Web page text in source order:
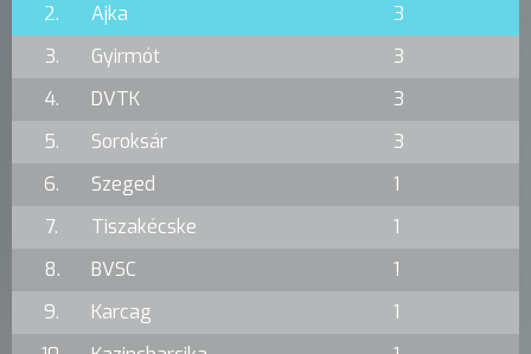
2.
Ajka
3
3.
Gyirmót
3
4.
DVTK
3
5.
Soroksár
3
6.
Szeged
1
7.
Tiszakécske
1
8.
BVSC
1
9.
Karcag
1